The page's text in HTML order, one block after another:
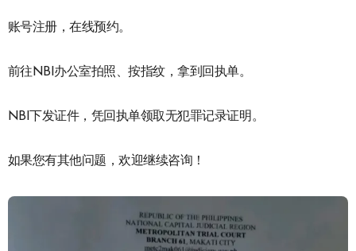
账号注册，在线预约。
前往NBI办公室拍照、按指纹，拿到回执单。
NBI下发证件，凭回执单领取无犯罪记录证明。
如果您有其他问题，欢迎继续咨询！